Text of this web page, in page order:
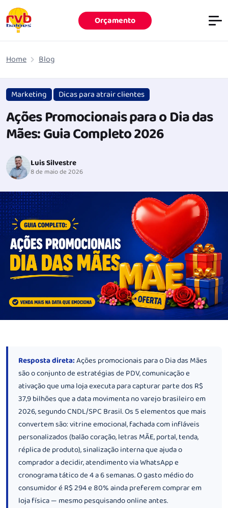
Orçamento
Home Blog
Marketing Dicas para atrair clientes
Ações Promocionais para o Dia das
Mães: Guia Completo 2026
Luis Silvestre
8 de maio de 2026
Resposta direta:Ações promocionais para o Dia das Mães
são o conjunto de estratégias de PDV, comunicação e
ativação que uma loja executa para capturar parte dos R$
37,9 bilhões que a data movimenta no varejo brasileiro em
2026, segundo CNDL/SPC Brasil. Os 5 elementos que mais
convertem são: vitrine emocional, fachada com infláveis
personalizados (balão coração, letras MÃE, portal, tenda,
réplica de produto), sinalização interna que ajuda o
comprador a decidir, atendimento via WhatsApp e
cronograma tático de 4 a 6 semanas. O gasto médio do
consumidor é R$ 294 e 80% ainda preferem comprar em
loja física — mesmo pesquisando online antes.